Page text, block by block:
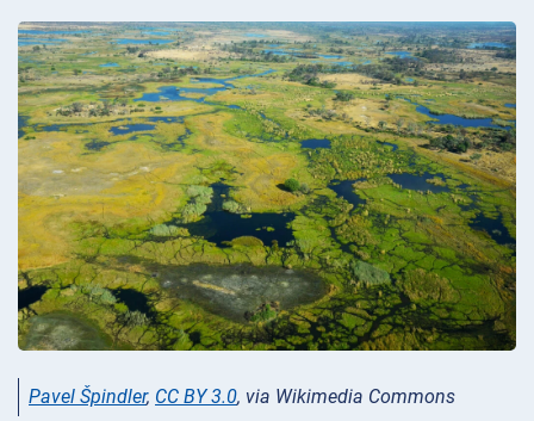
Pavel Špindler, CC BY 3.0, via Wikimedia Commons